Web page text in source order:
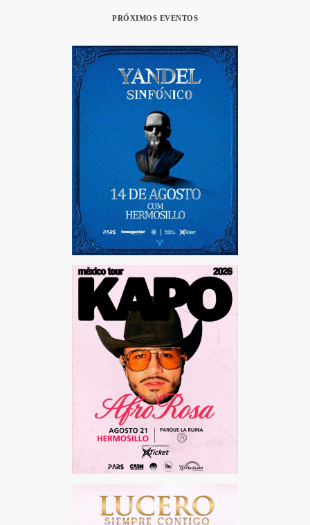
PRÓXIMOS EVENTOS